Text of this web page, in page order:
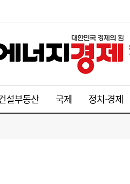
설부동산 국제 정치·경제